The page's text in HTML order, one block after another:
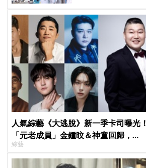
人氣綜藝《大逃脫》新一季卡司曝光！
「元老成員」金鍾旼＆神童回歸，
SEVENTEEN 勝寛驚喜加盟，姜鎬童缺
席成最大焦點
綜藝